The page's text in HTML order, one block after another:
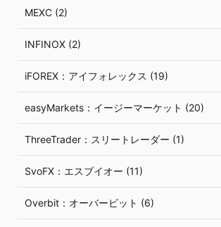
MEXC (2)
INFINOX (2)
iFOREX：アイフォレックス (19)
easyMarkets：イージーマーケット (20)
ThreeTrader：スリートレーダー (1)
SvoFX：エスブイオー (11)
Overbit：オーバービット (6)